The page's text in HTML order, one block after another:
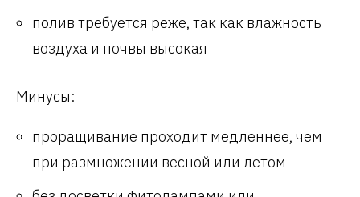
полив требуется реже, так как влажность
воздуха и почвы высокая
Минусы:
проращивание проходит медленнее, чем
при размножении весной или летом